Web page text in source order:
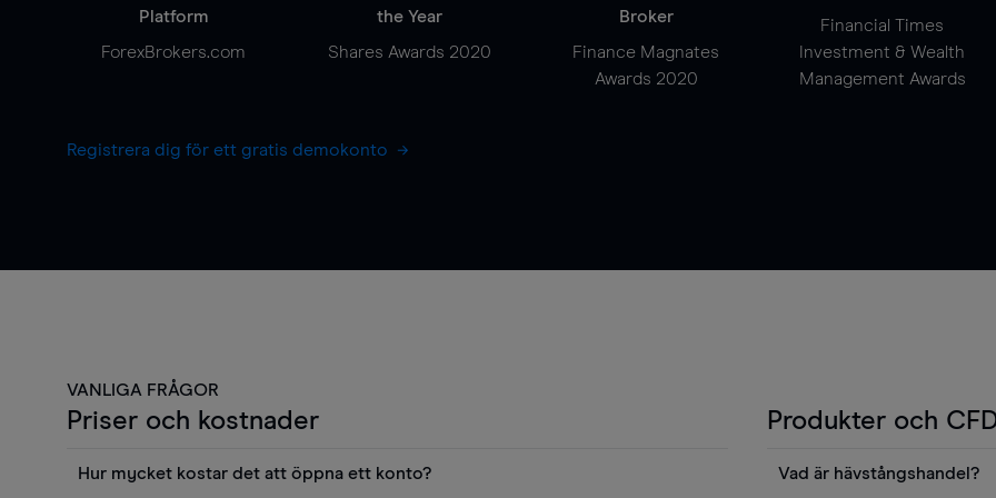
Platform
ForexBrokers.com
the Year
Shares Awards 2020
Broker
Finance Magnates
Awards 2020
Financial Times
Investment & Wealth
Management Awards
Registrera dig för ett gratis demokonto
VANLIGA FRÅGOR
Priser och kostnader
Hur mycket kostar det att öppna ett konto?
Produkter och
Vad är hävstångshandel?